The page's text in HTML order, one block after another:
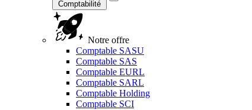
Comptabilité
Notre offre
Comptable SASU
Comptable SAS
Comptable EURL
Comptable SARL
Comptable Holding
Comptable SCI